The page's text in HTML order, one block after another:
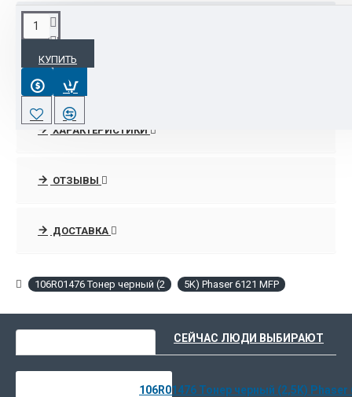
КУПИТЬ
ОПИСАНИЕ
106R01476 Тонер черный (2,5K) Phaser 6121 MFP
ХАРАКТЕРИСТИКИ
ОТЗЫВЫ
ДОСТАВКА
106R01476 Тонер черный (2 5K) Phaser 6121 MFP
СЕЙЧАС ЛЮДИ ВЫБИРАЮТ
106R01476 Тонер черный (2,5K) Phaser